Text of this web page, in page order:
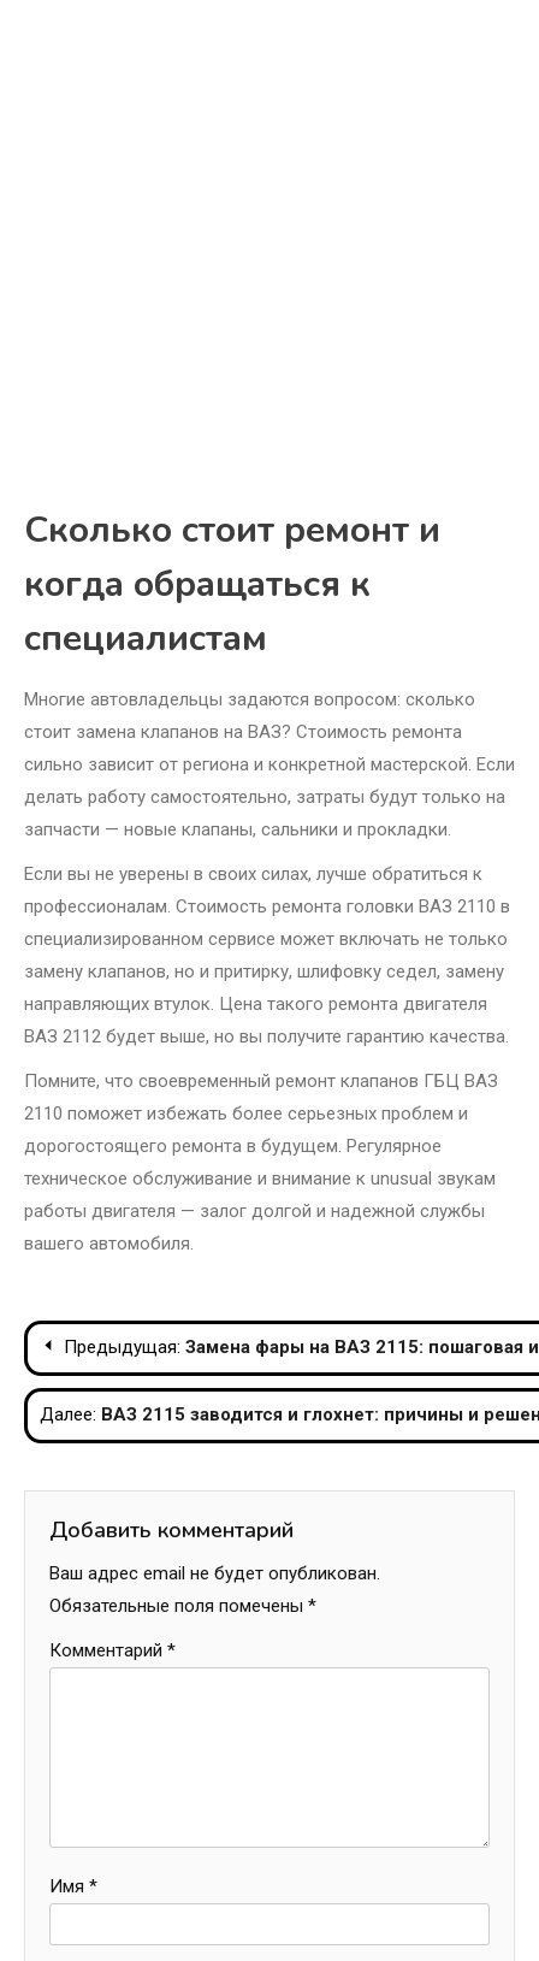
Сколько стоит ремонт и
когда обращаться к
специалистам
Многие автовладельцы задаются вопросом: сколько
стоит замена клапанов на ВАЗ? Стоимость ремонта
сильно зависит от региона и конкретной мастерской. Если
делать работу самостоятельно, затраты будут только на
запчасти — новые клапаны, сальники и прокладки.
Если вы не уверены в своих силах, лучше обратиться к
профессионалам. Стоимость ремонта головки ВАЗ 2110 в
специализированном сервисе может включать не только
замену клапанов, но и притирку, шлифовку седел, замену
направляющих втулок. Цена такого ремонта двигателя
ВАЗ 2112 будет выше, но вы получите гарантию качества.
Помните, что своевременный ремонт клапанов ГБЦ ВАЗ
2110 поможет избежать более серьезных проблем и
дорогостоящего ремонта в будущем. Регулярное
техническое обслуживание и внимание к unusual звукам
работы двигателя — залог долгой и надежной службы
вашего автомобиля.
Навигация
по
записям
Предыдущая: Замена фары на ВАЗ 2115: пошаговая
Далее: ВАЗ 2115 заводится и глохнет: причины и
Добавить комментарий
Ваш адрес email не будет опубликован.
Обязательные поля помечены *
Комментарий *
Имя *